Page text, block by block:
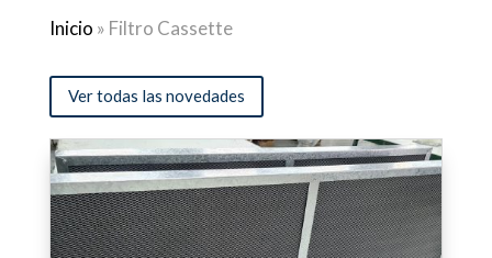
Inicio » Filtro Cassette
Ver todas las novedades